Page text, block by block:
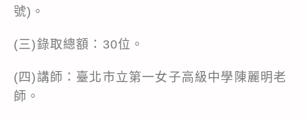
號)。
(三)錄取總額：30位。
(四)講師：臺北市立第一女子高級中學陳麗明老
師。